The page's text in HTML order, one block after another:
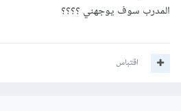
المدرب سوف يوجهني ؟؟؟؟
اقتباس